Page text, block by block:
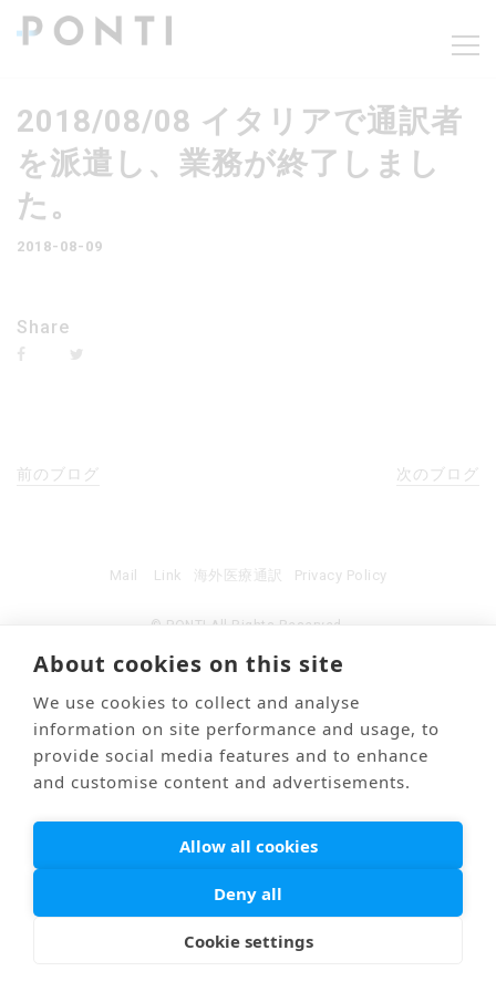
2018/08/08 イタリアで通訳者
を派遣し、業務が終了しまし
た。
2018-08-09
Share
前のブログ 次のブログ
© PONTI All Rights Reserved.
Mail Link 海外医療通訳 Privacy Policy
About cookies on this site
We use cookies to collect and analyse
information on site performance and usage, to
provide social media features and to enhance
and customise content and advertisements.
Allow all cookies
Deny all
Cookie settings